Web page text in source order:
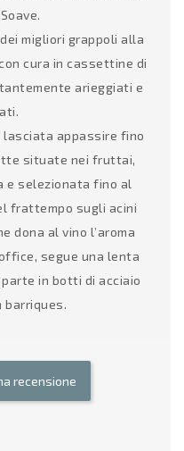
dei migliori grappoli alla
cura in cassettine di
arieggiati e
lasciata appassire fino
situate nei fruttai,
selezionata fino al
frattempo sugli acini
dona al vino l’aroma
segue una lenta
in botti di acciaio
barriques.
recensione